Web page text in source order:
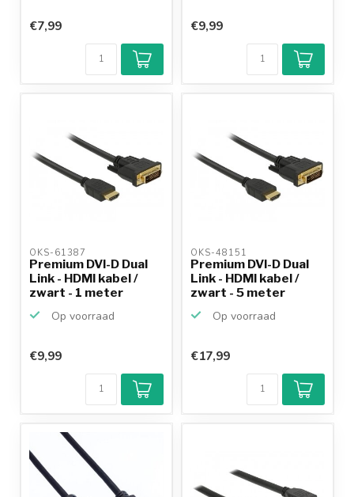
€7,99 €9,99
OKS-61387
Premium DVI-D Dual
Link - HDMI kabel /
zwart - 1 meter
Op voorraad
€9,99
OKS-48151
Premium DVI-D Dual
Link - HDMI kabel /
zwart - 5 meter
Op voorraad
€17,99